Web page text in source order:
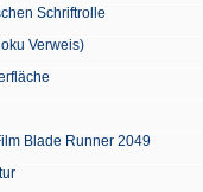
Schriftrolle
Verweis)
Blade Runner 2049